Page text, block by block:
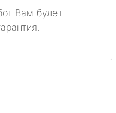
Вам будет